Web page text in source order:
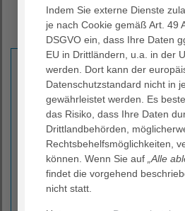
GISAD-
Palliativ-
Aufnahme
Interdisziplinäres Know-how für
Therapie
Die akutgeriatrische Behandlung
bestmögliche Wiederherstellung
h. der körperlichen
Patient:innen.
Zur Aufnahme in eine
führen oft Verschlechterungen
Erkrankungen oder das
Indem Sie externe Dienste
je nach Cookie gemäß Art. 49
DSGVO ein, dass Ihre Daten
EU in Drittländern, u.a. in der
werden. Dort kann der
Datenschutzstandard nicht in
gewährleistet werden. Es
das Risiko, dass Ihre Daten
Drittlandbehörden,
Rechtsbehelfsmöglichkeiten,
können. Wenn Sie auf „Alle
findet die vorgehend
nicht statt.